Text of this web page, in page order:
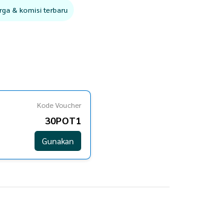
& komisi terbaru
Kode Voucher
30POT1
Gunakan